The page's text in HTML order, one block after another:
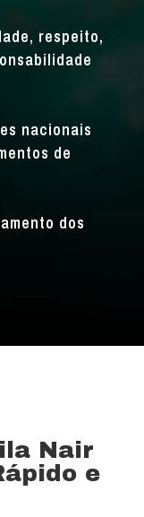
respeito,
nacionais
de
dos
Nair
e